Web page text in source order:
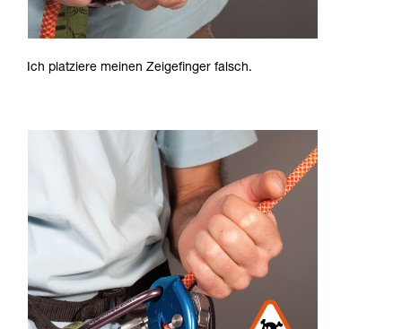
Ich platziere meinen Zeigefinger falsch.